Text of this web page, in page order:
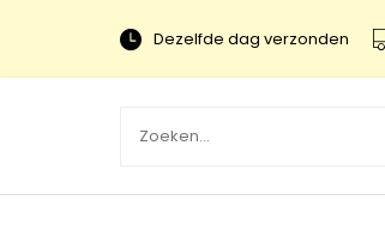
Dezelfde dag verzonden